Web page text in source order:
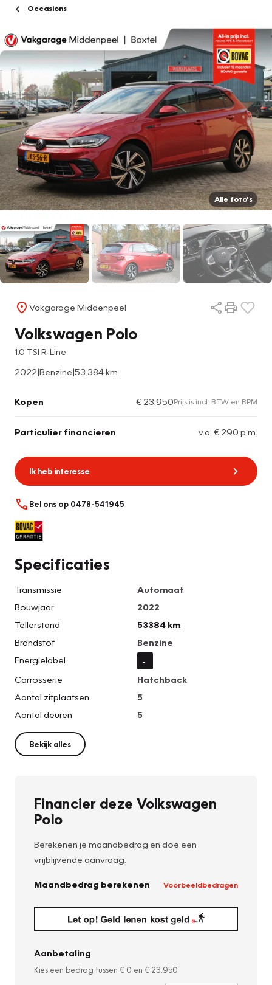
Occasions
Alle foto's
Vakgarage Middenpeel
Volkswagen Polo
1.0 TSI R-Line
2022|Benzine|53.384 km
Kopen € 23.950Prijs is incl. BTW en BPM
Particulier financieren v.a. € 290 p.m.
Ik heb interesse
Bel ons op 0478-541945
Specificaties
Transmissie
Automaat
Bouwjaar
2022
Tellerstand
53384 km
Brandstof
Benzine
Energielabel
-
Carrosserie
Hatchback
Aantal zitplaatsen
5
Aantal deuren
5
Bekijk alles
Financier deze Volkswagen
Polo
Berekenen je maandbedrag en doe een
vrijblijvende aanvraag.
Maandbedrag berekenen Voorbeeldbedragen
Aanbetaling
Kies een bedrag tussen € 0 en € 23.950